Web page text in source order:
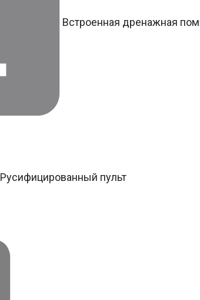
Встроенная дренажная
Русифицированный пульт